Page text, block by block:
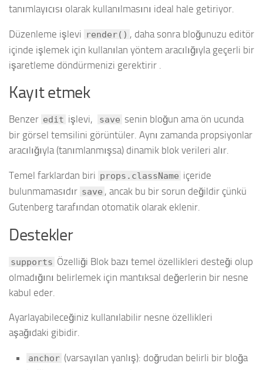
tanımlayıcısı olarak kullanılmasını ideal hale getiriyor.
Düzenleme işlevi render() , daha sonra bloğunuzu editör
içinde işlemek için kullanılan yöntem aracılığıyla geçerli bir
işaretleme döndürmenizi gerektirir .
Kayıt etmek
Benzer edit işlevi, save senin bloğun ama ön ucunda
bir görsel temsilini görüntüler. Aynı zamanda propsiyonlar
aracılığıyla (tanımlanmışsa) dinamik blok verileri alır.
Temel farklardan biri props.className içeride
bulunmamasıdır save , ancak bu bir sorun değildir çünkü
Gutenberg tarafından otomatik olarak eklenir.
Destekler
supports Özelliği Blok bazı temel özellikleri desteği olup
olmadığını belirlemek için mantıksal değerlerin bir nesne
kabul eder.
Ayarlayabileceğiniz kullanılabilir nesne özellikleri
aşağıdaki gibidir.
anchor (varsayılan yanlış): doğrudan belirli bir bloğa